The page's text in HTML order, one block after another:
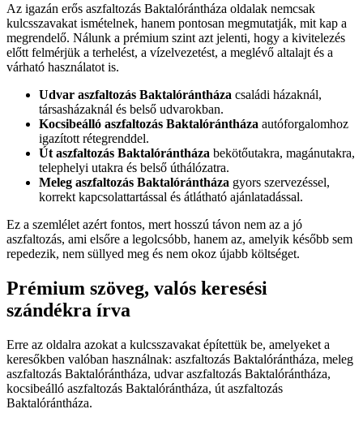
Az igazán erős aszfaltozás Baktalórántháza oldalak nemcsak
kulcsszavakat ismételnek, hanem pontosan megmutatják, mit kap a
megrendelő. Nálunk a prémium szint azt jelenti, hogy a kivitelezés
előtt felmérjük a terhelést, a vízelvezetést, a meglévő altalajt és a
várható használatot is.
Udvar aszfaltozás Baktalórántháza családi házaknál,
társasházaknál és belső udvarokban.
Kocsibeálló aszfaltozás Baktalórántháza autóforgalomhoz
igazított rétegrenddel.
Út aszfaltozás Baktalórántháza bekötőutakra, magánutakra,
telephelyi utakra és belső úthálózatra.
Meleg aszfaltozás Baktalórántháza gyors szervezéssel,
korrekt kapcsolattartással és átlátható ajánlatadással.
Ez a szemlélet azért fontos, mert hosszú távon nem az a jó
aszfaltozás, ami elsőre a legolcsóbb, hanem az, amelyik később sem
repedezik, nem süllyed meg és nem okoz újabb költséget.
Prémium szöveg, valós keresési
szándékra írva
Erre az oldalra azokat a kulcsszavakat építettük be, amelyeket a
keresőkben valóban használnak: aszfaltozás Baktalórántháza, meleg
aszfaltozás Baktalórántháza, udvar aszfaltozás Baktalórántháza,
kocsibeálló aszfaltozás Baktalórántháza, út aszfaltozás
Baktalórántháza.